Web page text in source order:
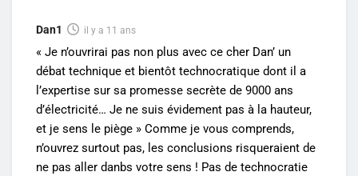
Dan1 il y a 11 ans
« Je n’ouvrirai pas non plus avec ce cher Dan’ un
débat technique et bientôt technocratique dont il a
l’expertise sur sa promesse secrète de 9000 ans
d’électricité… Je ne suis évidement pas à la hauteur,
et je sens le piège » Comme je vous comprends,
n’ouvrez surtout pas, les conclusions risqueraient de
ne pas aller danbs votre sens ! Pas de technocratie